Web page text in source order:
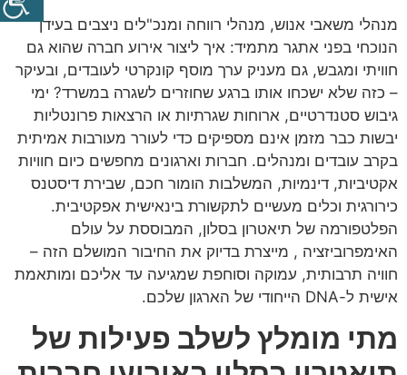
מנהלי משאבי אנוש, מנהלי רווחה ומנכ"לים ניצבים בעידן
הנוכחי בפני אתגר מתמיד: איך ליצור אירוע חברה שהוא גם
חוויתי ומגבש, גם מעניק ערך מוסף קונקרטי לעובדים, ובעיקר
– כזה שלא ישכחו אותו ברגע שחוזרים לשגרה במשרד? ימי
גיבוש סטנדרטיים, ארוחות שגרתיות או הרצאות פרונטליות
יבשות כבר מזמן אינם מספיקים כדי לעורר מעורבות אמיתית
בקרב עובדים ומנהלים. חברות וארגונים מחפשים כיום חוויות
אקטיביות, דינמיות, המשלבות הומור חכם, שבירת דיסטנס
כירורגית וכלים מעשיים לתקשורת בינאישית אפקטיבית.
הפלטפורמה של תיאטרון בסלון, המבוססת על עולם
האימפרוביזציה , מייצרת בדיוק את החיבור המושלם הזה –
חוויה תרבותית, עמוקה וסוחפת שמגיעה עד אליכם ומותאמת
אישית ל-DNA הייחודי של הארגון שלכם.
מתי מומלץ לשלב פעילות של